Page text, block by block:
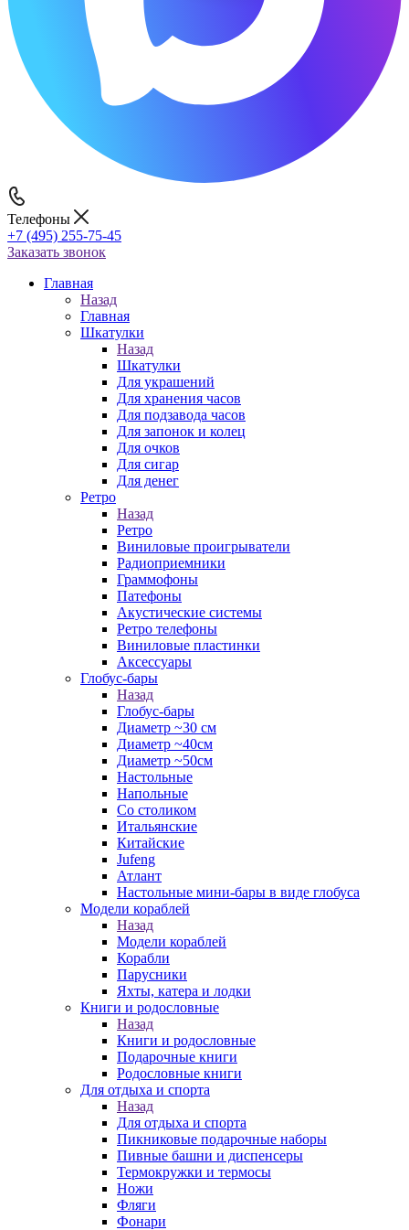
Телефоны
+7 (495) 255-75-45
Заказать звонок
Главная
Назад
Главная
Шкатулки
Назад
Шкатулки
Для украшений
Для хранения часов
Для подзавода часов
Для запонок и колец
Для очков
Для сигар
Для денег
Ретро
Назад
Ретро
Виниловые проигрыватели
Радиоприемники
Граммофоны
Патефоны
Акустические системы
Ретро телефоны
Виниловые пластинки
Аксессуары
Глобус-бары
Назад
Глобус-бары
Диаметр ~30 см
Диаметр ~40см
Диаметр ~50см
Настольные
Напольные
Со столиком
Итальянские
Китайские
Jufeng
Атлант
Настольные мини-бары в виде глобуса
Модели кораблей
Назад
Модели кораблей
Корабли
Парусники
Яхты, катера и лодки
Книги и родословные
Назад
Книги и родословные
Подарочные книги
Родословные книги
Для отдыха и спорта
Назад
Для отдыха и спорта
Пикниковые подарочные наборы
Пивные башни и диспенсеры
Термокружки и термосы
Ножи
Фляги
Фонари